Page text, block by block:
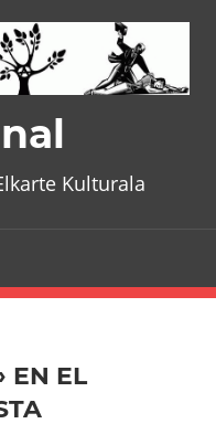
Kulturala
EN EL